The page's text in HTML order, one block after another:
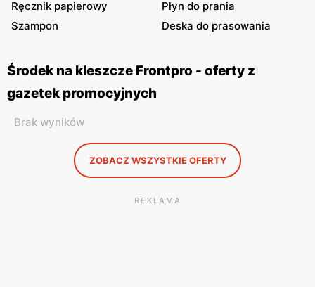
Ręcznik papierowy
Płyn do prania
Szampon
Deska do prasowania
Środek na kleszcze Frontpro - oferty z
gazetek promocyjnych
Brak wyników
ZOBACZ WSZYSTKIE OFERTY
REKLAMA